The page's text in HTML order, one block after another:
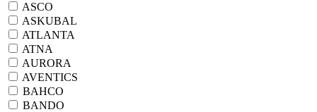
ASCO
ASKUBAL
ATLANTA
ATNA
AURORA
AVENTICS
BAHCO
BANDO